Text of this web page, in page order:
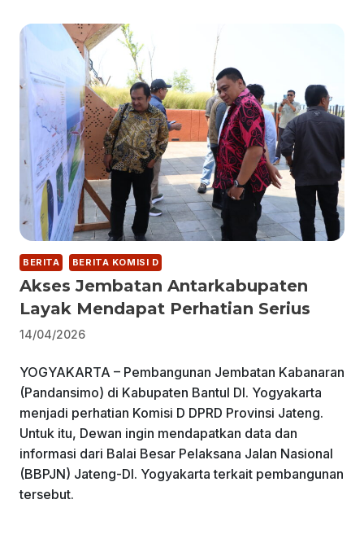
BERITA BERITA KOMISI D
Akses Jembatan Antarkabupaten
Layak Mendapat Perhatian Serius
14/04/2026
YOGYAKARTA – Pembangunan Jembatan Kabanaran
(Pandansimo) di Kabupaten Bantul DI. Yogyakarta
menjadi perhatian Komisi D DPRD Provinsi Jateng.
Untuk itu, Dewan ingin mendapatkan data dan
informasi dari Balai Besar Pelaksana Jalan Nasional
(BBPJN) Jateng-DI. Yogyakarta terkait pembangunan
tersebut.